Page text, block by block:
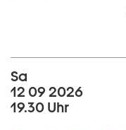
Sa
12 09 2026
19.30 Uhr